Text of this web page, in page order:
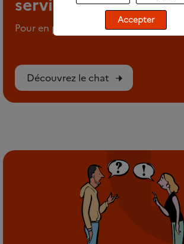
Pour en parler en tout anonymat
Découvrez le chat
Accepter